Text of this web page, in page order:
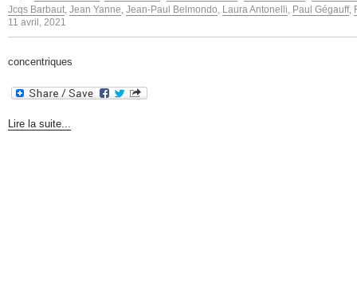
Jcqs Barbaut Jean Yanne Jean-Paul Belmondo Laura Antonelli Paul Gégauff,
11 avril, 2021
concentriques
Lire la suite...